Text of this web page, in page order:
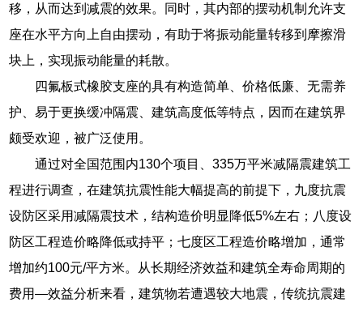
移，从而达到减震的效果。同时，其内部的摆动机制允许支
座在水平方向上自由摆动，有助于将振动能量转移到摩擦滑
块上，实现振动能量的耗散。
四氟板式橡胶支座的具有构造简单、价格低廉、无需养
护、易于更换缓冲隔震、建筑高度低等特点，因而在建筑界
颇受欢迎，被广泛使用。
通过对全国范围内130个项目、335万平米减隔震建筑工
程进行调查，在建筑抗震性能大幅提高的前提下，九度抗震
设防区采用减隔震技术，结构造价明显降低5%左右；八度设
防区工程造价略降低或持平；七度区工程造价略增加，通常
增加约100元/平方米。从长期经济效益和建筑全寿命周期的
费用—效益分析来看，建筑物若遭遇较大地震，传统抗震建